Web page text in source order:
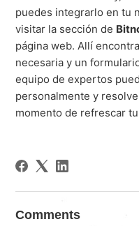
puedes integrarlo en tu
visitar la sección de
página web. Allí
necesaria y un
equipo de expertos
personalmente y
momento de refrescar
Comments